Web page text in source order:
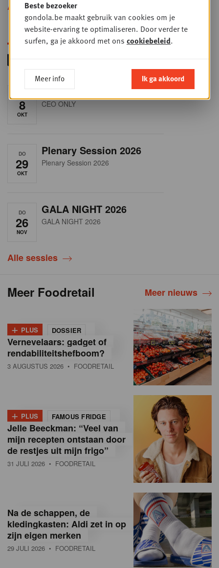
Alle opleidingen
8
OKT
RET-TALK
CEO ONLY
DO
29
OKT
Plenary Session 2026
Plenary Session 2026
DO
26
NOV
GALA NIGHT 2026
GALA NIGHT 2026
Alle sessies
Meer Foodretail Meer nieuws
+ PLUS DOSSIER
Vernevelaars: gadget of
rendabiliteitshefboom?
3 AUGUSTUS 2026 • FOODRETAIL
+ PLUS FAMOUS FRIDGE
Jelle Beeckman: “Veel van
mijn recepten ontstaan door
de restjes uit mijn frigo”
31 JULI 2026 • FOODRETAIL
Na de schappen, de
kledingkasten: Aldi zet in op
zijn eigen merken
29 JULI 2026 • FOODRETAIL
Beste bezoeker
gondola.be maakt gebruik van cookies om je
website-ervaring te optimaliseren. Door verder te
surfen, ga je akkoord met ons cookiebeleid.
Meer info Ik ga akkoord